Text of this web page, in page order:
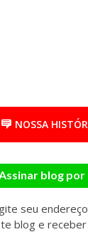
NOSSA
blog por
seu
blog e